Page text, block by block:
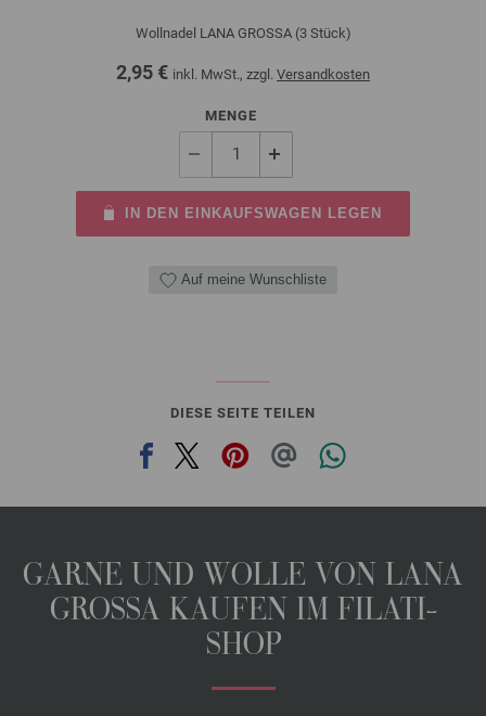
Wollnadel LANA GROSSA (3 Stück)
2,95 € inkl. MwSt., zzgl. Versandkosten
MENGE
IN DEN EINKAUFSWAGEN LEGEN
Auf meine Wunschliste
DIESE SEITE TEILEN
GARNE UND WOLLE VON LANA
GROSSA KAUFEN IM FILATI-
SHOP